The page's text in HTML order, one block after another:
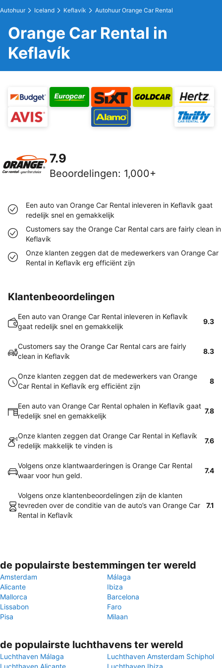
Autohuur Iceland Keflavík Autohuur Orange Car Rental
Orange Car Rental in
Keflavík
7.9
Beoordelingen: 1,000+
Een auto van Orange Car Rental inleveren in Keflavík gaat
redelijk snel en gemakkelijk
Customers say the Orange Car Rental cars are fairly clean in
Keflavík
Onze klanten zeggen dat de medewerkers van Orange Car
Rental in Keflavík erg efficiënt zijn
Klantenbeoordelingen
Een auto van Orange Car Rental inleveren in Keflavík
gaat redelijk snel en gemakkelijk
9.3
Customers say the Orange Car Rental cars are fairly
clean in Keflavík
8.3
Onze klanten zeggen dat de medewerkers van Orange
Car Rental in Keflavík erg efficiënt zijn
8
Een auto van Orange Car Rental ophalen in Keflavík gaat
redelijk snel en gemakkelijk
7.8
Onze klanten zeggen dat Orange Car Rental in Keflavík
redelijk makkelijk te vinden is
7.6
Volgens onze klantwaarderingen is Orange Car Rental
waar voor hun geld.
7.4
Volgens onze klantenbeoordelingen zijn de klanten
tevreden over de conditie van de auto’s van Orange Car
Rental in Keflavík
7.1
de populairste bestemmingen ter wereld
Amsterdam
Málaga
Alicante
Ibiza
Mallorca
Barcelona
Lissabon
Faro
Pisa
Milaan
de populairste luchthavens ter wereld
Luchthaven Málaga
Luchthaven Amsterdam Schiphol
Luchthaven Alicante
Luchthaven Ibiza